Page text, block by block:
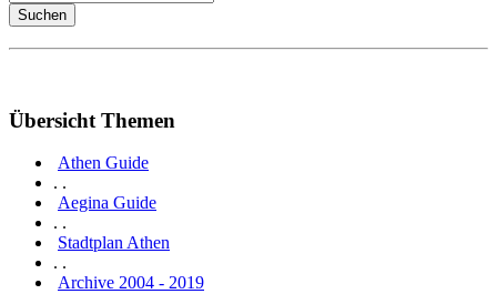
Übersicht Themen
Athen Guide
. .
Aegina Guide
. .
Stadtplan Athen
. .
Archive 2004 - 2019